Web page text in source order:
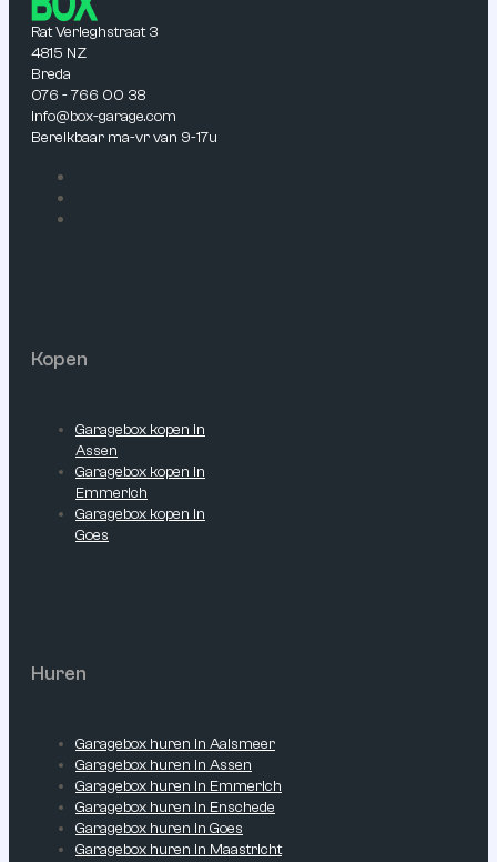
Rat Verleghstraat 3
4815 NZ
Breda
076 - 766 00 38
info@box-garage.com
Bereikbaar ma-vr van 9-17u
Kopen
Garagebox kopen in
Assen
Garagebox kopen in
Emmerich
Garagebox kopen in
Goes
Huren
Garagebox huren in Aalsmeer
Garagebox huren in Assen
Garagebox huren in Emmerich
Garagebox huren in Enschede
Garagebox huren in Goes
Garagebox huren in Maastricht